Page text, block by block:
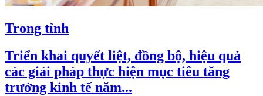
Trong tỉnh
Triển khai quyết liệt, đồng bộ, hiệu quả
các giải pháp thực hiện mục tiêu tăng
trưởng kinh tế năm...